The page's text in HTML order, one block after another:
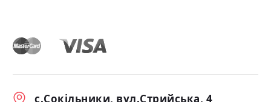
с.Сокільники, вул.Стрийська, 4